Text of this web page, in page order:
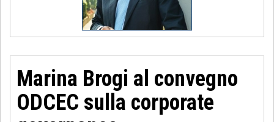
Marina Brogi al convegno
ODCEC sulla corporate